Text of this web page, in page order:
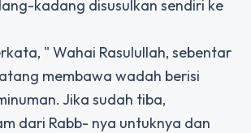
kadang disusulkan sendiri ke
" Wahai Rasulullah, sebentar
membawa wadah berisi
Jika sudah tiba,
dari Rabb- nya untuknya dan